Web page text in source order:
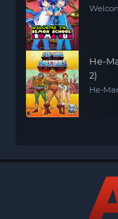
He-
2)
He-